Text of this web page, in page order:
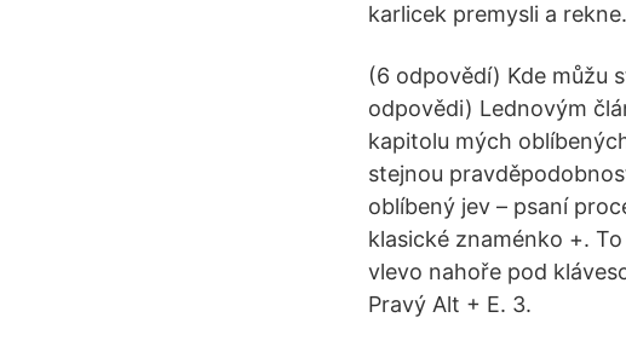
karlicek premysli a rekne.
(6 odpovědí) Kde můžu
odpovědi) Lednovým
kapitolu mých
stejnou
oblíbený jev – psaní
klasické znaménko +.
vlevo nahoře pod
Pravý Alt + E. 3.